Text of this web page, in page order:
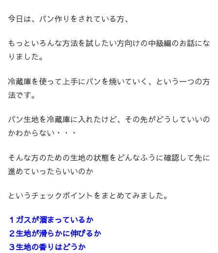
今日は、パン作りをされている方、
もっといろんな方法を試したい方向けの中級編のお話にな
りました。
冷蔵庫を使って上手にパンを焼いていく、という一つの方
法です。
パン生地を冷蔵庫に入れたけど、その先がどうしていいの
かわからない・・・
そんな方のための生地の状態をどんなふうに確認して先に
進めていったらいいのか
というチェックポイントをまとめてみました。
１ガスが溜まっているか
２生地が滑らかに伸びるか
３生地の香りはどうか